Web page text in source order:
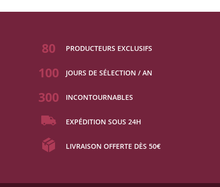
80 PRODUCTEURS EXCLUSIFS
100 JOURS DE SÉLECTION / AN
300 INCONTOURNABLES
EXPÉDITION SOUS 24H
LIVRAISON OFFERTE DÈS 50€